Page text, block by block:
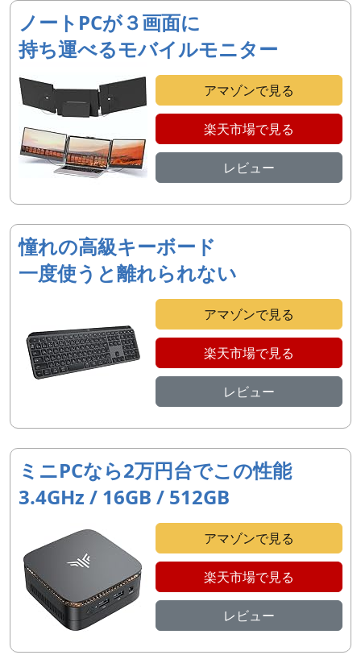
ノートPCが３画面に
持ち運べるモバイルモニター
アマゾンで見る
楽天市場で見る
レビュー
憧れの高級キーボード
一度使うと離れられない
アマゾンで見る
楽天市場で見る
レビュー
ミニPCなら2万円台でこの性能
3.4GHz / 16GB / 512GB
アマゾンで見る
楽天市場で見る
レビュー